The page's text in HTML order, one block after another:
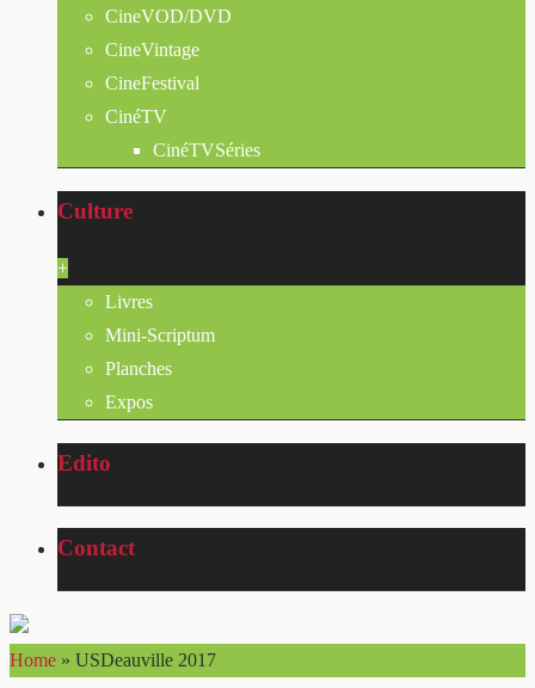
CineVOD/DVD
CineVintage
CineFestival
CinéTV
CinéTVSéries
Culture
+
Livres
Mini-Scriptum
Planches
Expos
Edito
Contact
Home » USDeauville 2017